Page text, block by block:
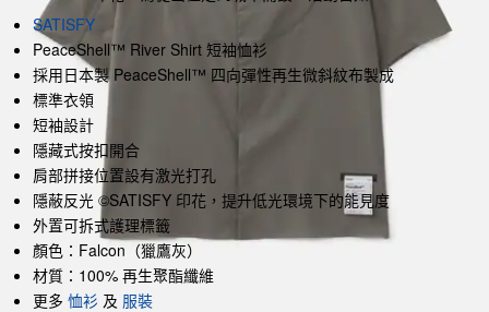
SATISFY
PeaceShell™ River Shirt 短袖恤衫
採用日本製 PeaceShell™ 四向彈性再生微斜紋布製成
標準衣領
短袖設計
隱藏式按扣開合
肩部拼接位置設有激光打孔
隱蔽反光 ©SATISFY 印花，提升低光環境下的能見度
外置可拆式護理標籤
顏色：Falcon（獵鷹灰）
材質：100% 再生聚酯纖維
更多 恤衫 及 服裝